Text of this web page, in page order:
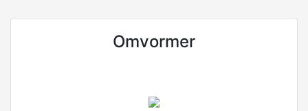
Omvormer